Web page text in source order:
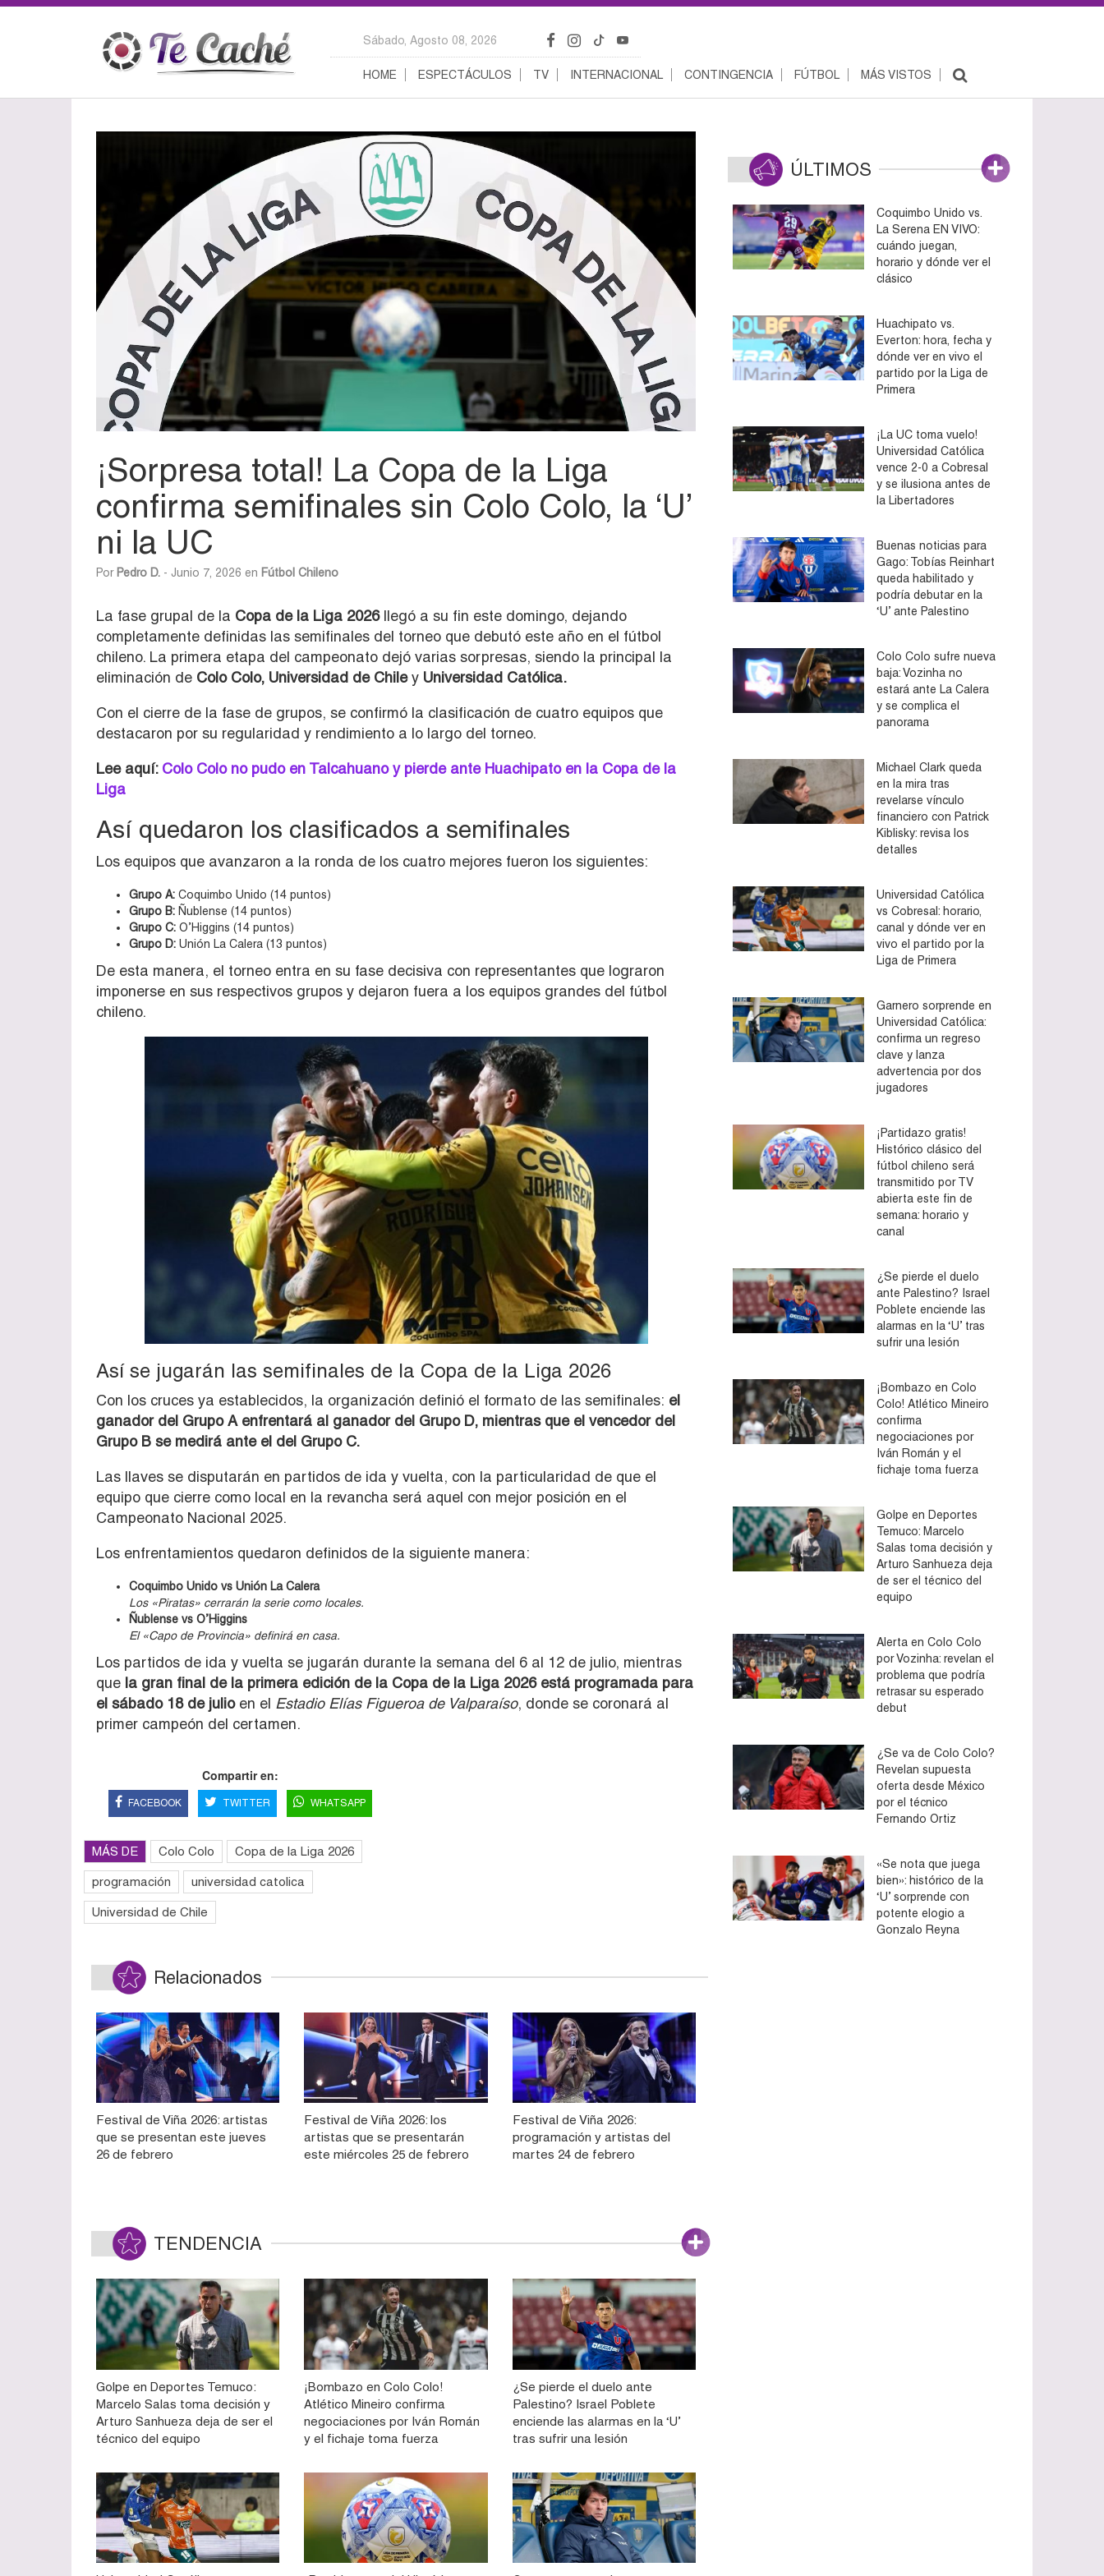
Sábado, Agosto 08, 2026
HOME ESPECTÁCULOS TV INTERNACIONAL CONTINGENCIA FÚTBOL MÁS VISTOS
¡Sorpresa total! La Copa de la Liga
confirma semifinales sin Colo Colo, la ‘U’
ni la UC
Por Pedro D. - Junio 7, 2026 en Fútbol Chileno
La fase grupal de la Copa de la Liga 2026llegó a su fin este domingo, dejando
completamente definidas las semifinales del torneo que debutó este año en el fútbol
chileno. La primera etapa del campeonato dejó varias sorpresas, siendo la principal la
eliminación de Colo Colo, Universidad de Chiley Universidad Católica.
Con el cierre de la fase de grupos, se confirmó la clasificación de cuatro equipos que
destacaron por su regularidad y rendimiento a lo largo del torneo.
Lee aquí:Colo Colo no pudo en Talcahuano y pierde ante Huachipato en la Copa de la
Liga
Así quedaron los clasificados a semifinales
Los equipos que avanzaron a la ronda de los cuatro mejores fueron los siguientes:
Grupo A: Coquimbo Unido (14 puntos)
Grupo B: Ñublense (14 puntos)
Grupo C: O’Higgins (14 puntos)
Grupo D: Unión La Calera (13 puntos)
De esta manera, el torneo entra en su fase decisiva con representantes que lograron
imponerse en sus respectivos grupos y dejaron fuera a los equipos grandes del fútbol
chileno.
Así se jugarán las semifinales de la Copa de la Liga 2026
Con los cruces ya establecidos, la organización definió el formato de las semifinales: el
ganador del Grupo A enfrentará al ganador del Grupo D, mientras que el vencedor del
Grupo B se medirá ante el del Grupo C.
Las llaves se disputarán en partidos de ida y vuelta, con la particularidad de que el
equipo que cierre como local en la revancha será aquel con mejor posición en el
Campeonato Nacional 2025.
Los enfrentamientos quedaron definidos de la siguiente manera:
Coquimbo Unido vs Unión La Calera
Los «Piratas» cerrarán la serie como locales.
Ñublense vs O’Higgins
El «Capo de Provincia» definirá en casa.
Los partidos de ida y vuelta se jugarán durante la semana del 6 al 12 de julio, mientras
que la gran final de la primera edición de la Copa de la Liga 2026 está programada para
el sábado 18 de julioen el Estadio Elías Figueroa de Valparaíso, donde se coronará al
primer campeón del certamen.
Compartir en:
FACEBOOK TWITTER WHATSAPP
MÁS DE Colo Colo Copa de la Liga 2026
programación universidad catolica
Universidad de Chile
Relacionados
Festival de Viña 2026: artistas
que se presentan este jueves
26 de febrero
Festival de Viña 2026: los
artistas que se presentarán
este miércoles 25 de febrero
Festival de Viña 2026:
programación y artistas del
martes 24 de febrero
TENDENCIA
Golpe en Deportes Temuco:
Marcelo Salas toma decisión y
Arturo Sanhueza deja de ser el
técnico del equipo
¡Bombazo en Colo Colo!
Atlético Mineiro confirma
negociaciones por Iván Román
y el fichaje toma fuerza
¿Se pierde el duelo ante
Palestino? Israel Poblete
enciende las alarmas en la ‘U’
tras sufrir una lesión
ÚLTIMOS
Coquimbo Unido vs.
La Serena EN VIVO:
cuándo juegan,
horario y dónde ver el
clásico
Huachipato vs.
Everton: hora, fecha y
dónde ver en vivo el
partido por la Liga de
Primera
¡La UC toma vuelo!
Universidad Católica
vence 2-0 a Cobresal
y se ilusiona antes de
la Libertadores
Buenas noticias para
Gago: Tobías Reinhart
queda habilitado y
podría debutar en la
‘U’ ante Palestino
Colo Colo sufre nueva
baja: Vozinha no
estará ante La Calera
y se complica el
panorama
Michael Clark queda
en la mira tras
revelarse vínculo
financiero con Patrick
Kiblisky: revisa los
detalles
Universidad Católica
vs Cobresal: horario,
canal y dónde ver en
vivo el partido por la
Liga de Primera
Garnero sorprende en
Universidad Católica:
confirma un regreso
clave y lanza
advertencia por dos
jugadores
¡Partidazo gratis!
Histórico clásico del
fútbol chileno será
transmitido por TV
abierta este fin de
semana: horario y
canal
¿Se pierde el duelo
ante Palestino? Israel
Poblete enciende las
alarmas en la ‘U’ tras
sufrir una lesión
¡Bombazo en Colo
Colo! Atlético Mineiro
confirma
negociaciones por
Iván Román y el
fichaje toma fuerza
Golpe en Deportes
Temuco: Marcelo
Salas toma decisión y
Arturo Sanhueza deja
de ser el técnico del
equipo
Alerta en Colo Colo
por Vozinha: revelan el
problema que podría
retrasar su esperado
debut
¿Se va de Colo Colo?
Revelan supuesta
oferta desde México
por el técnico
Fernando Ortiz
«Se nota que juega
bien»: histórico de la
‘U’ sorprende con
potente elogio a
Gonzalo Reyna